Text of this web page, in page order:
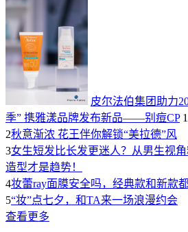
皮尔法伯集团助力
季” 携雅漾品牌发布新品——别痘CP 1
2秋意渐浓 花王伴你解锁“美拉德”风
3女生短发比长发更迷人？从男生视
造型才是趋势！
4妆蕾ray面膜安全吗，经典款和新款
5“妆”点七夕，和TA来一场浪漫约会
查看更多